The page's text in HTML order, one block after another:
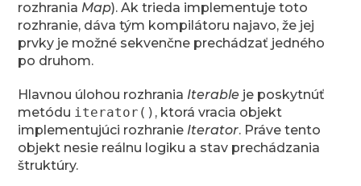
rozhrania Map). Ak trieda implementuje toto
rozhranie, dáva tým kompilátoru najavo, že jej
prvky je možné sekvenčne prechádzať jedného
po druhom.
Hlavnou úlohou rozhrania Iterable je poskytnúť
metódu iterator() , ktorá vracia objekt
implementujúci rozhranie Iterator. Práve tento
objekt nesie reálnu logiku a stav prechádzania
štruktúry.